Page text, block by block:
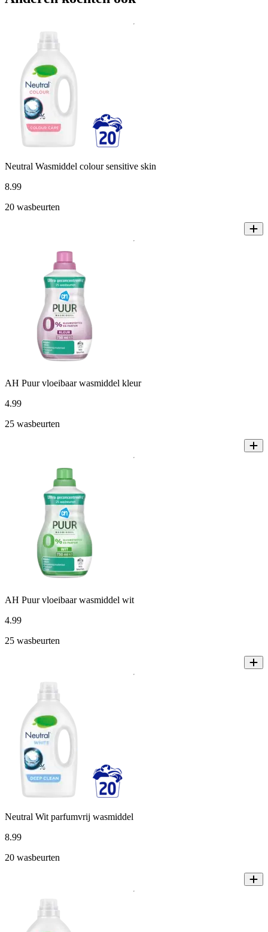
Neutral Wasmiddel colour sensitive skin
8.99
20 wasbeurten
AH Puur vloeibaar wasmiddel kleur
4.99
25 wasbeurten
AH Puur vloeibaar wasmiddel wit
4.99
25 wasbeurten
Neutral Wit parfumvrij wasmiddel
8.99
20 wasbeurten